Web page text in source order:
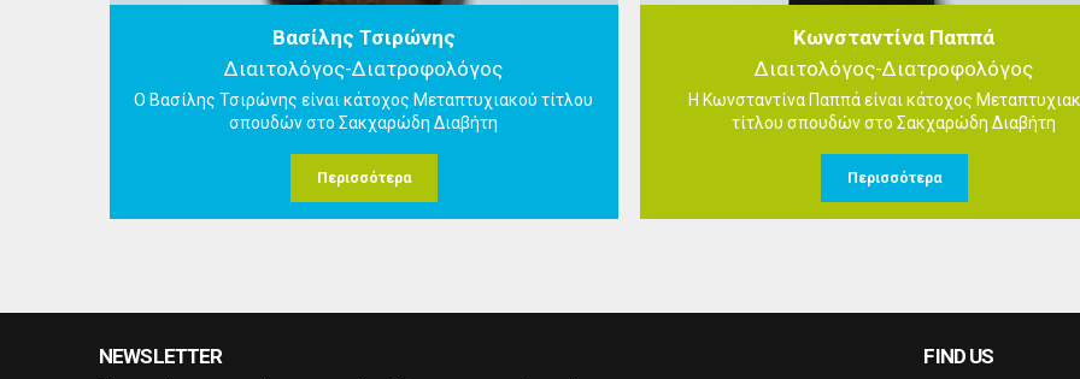
Βασίλης Τσιρώνης
Διαιτολόγος-Διατροφολόγος
Ο Βασίλης Τσιρώνης είναι κάτοχος Μεταπτυχιακού τίτλου
σπουδών στο Σακχαρώδη Διαβήτη
Περισσότερα
Κωνσταντίνα Παππά
Διαιτολόγος-Διατροφολόγος
Η Κωνσταντίνα Παππά είναι κάτοχος
τίτλου σπουδών στο Σακχαρώδη Διαβήτη
Περισσότερα
NEWSLETTER FIND US